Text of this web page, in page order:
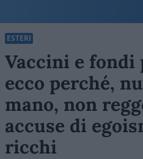
ESTERI
Vaccini e fondi
ecco perché,
mano, non
accuse di
ricchi